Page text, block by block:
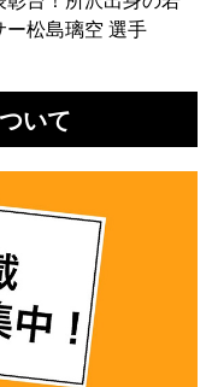
松島璃空 選手
いて